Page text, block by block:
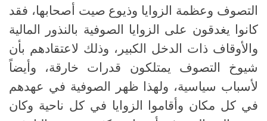
التصوف وعظمة الزوايا وذيوع صيت أصحابها، فقد
كانوا يغدقون على الزوايا الصوفية بالنذور المالية
والأوقاف ذات الدخل الكبير، وذلك لاعتقادهم بأن
شيوخ التصوف يمتلكون قدرات خارقة، وأيضاً
لأسباب سياسية، ولهذا ظهر الصوفية في عهدهم
في كل مكان وأقاموا الزوايا في كل ناحية وكان